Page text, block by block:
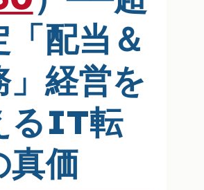
「配当＆
」経営を
るIT転
真価